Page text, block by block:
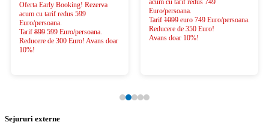
Oferta Early Booking! Rezerva
acum cu tarif redus 599
Euro/persoana.
Tarif 899 599 Euro/persoana.
Reducere de 300 Euro! Avans doar
10%!
acum cu tarif redus 749
Euro/persoana.
Tarif 1099 euro 749 Euro/persoana.
Reducere de 350 Euro!
Avans doar 10%!
Sejururi externe